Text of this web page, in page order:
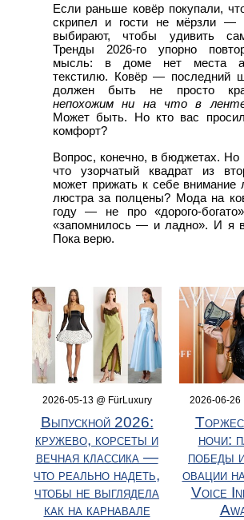
Если раньше ковёр покупали,
скрипел и гости не мёрзли —
выбирают, чтобы удивить
Тренды 2026-го упорно
мысль: в доме нет места
текстилю. Ковёр — последний
должен быть не просто
непохожим ни на что в
Может быть. Но кто вас
комфорт?
Вопрос, конечно, в бюджетах. Но
что узорчатый квадрат из
может прижать к себе внимание
люстра за полцены? Мода на
году — не про «дорого-
«запомнилось — и ладно». И я
Пока верю.
2026-05-13 @ FürLuxury
Выпускной 2026:
кружево, корсеты и
вечная классика —
что реально надеть,
чтобы не выглядела
как на карнавале
2026-06-26
ночи:
победы
овации
Voice